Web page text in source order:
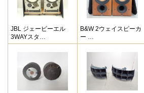
JBL ジェービーエル
3WAYスタ…
B&W 2ウェイスピーカ
ー …